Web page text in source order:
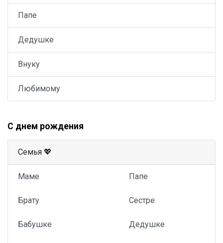
Папе
Дедушке
Внуку
Любимому
С днем рождения
Семья 💖
Маме Папе
Брату Сестре
Бабушке Дедушке